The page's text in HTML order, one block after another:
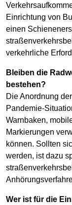
Einrichtung von
einen
verkehrliche
Bleiben die
bestehen?
Die Anordnung
Pandemie-
Warnbaken,
Markierungen
können. Sollten
werden, ist dazu
Wer ist für die